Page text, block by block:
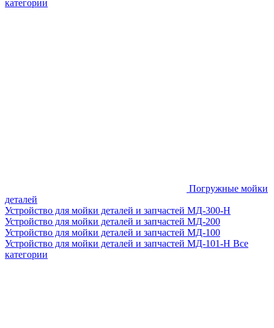
категории
Погружные мойки
деталей
Устройство для мойки деталей и запчастей МД-300-H
Устройство для мойки деталей и запчастей МД-200
Устройство для мойки деталей и запчастей МД-100
Устройство для мойки деталей и запчастей МД-101-Н Все
категории